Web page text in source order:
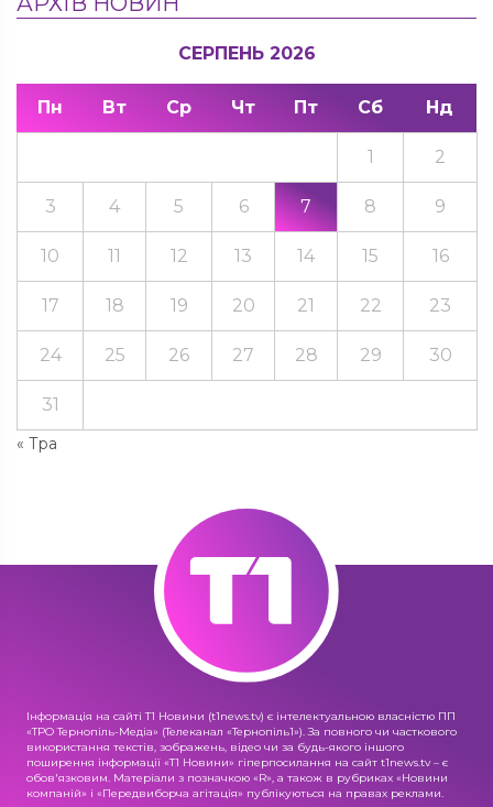
СЕРПЕНЬ 2026
Пн Вт Ср Чт Пт Сб Нд
« Тра
1 2
3 4 5 6 7 8 9
10 11 12 13 14 15 16
17 18 19 20 21 22 23
24 25 26 27 28 29 30
31
Інформація на сайті Т1 Новини (t1news.tv) є інтелектуальною власністю ПП
«ТРО Тернопіль-Медіа» (Телеканал «Тернопіль1»). За повного чи часткового
використання текстів, зображень, відео чи за будь-якого іншого
поширення інформації «Т1 Новини» гіперпосилання на сайт t1news.tv – є
обов'язковим. Матеріали з позначкою «R», а також в рубриках «Новини
компаній» і «Передвиборча агітація» публікуються на правах реклами.